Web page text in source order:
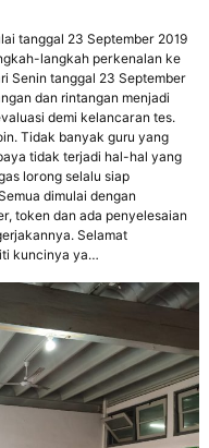
a
g
e
l
a
n
g
o
tanggal 23 September 2019
langkah perkenalan ke
Senin tanggal 23 September
dan rintangan menjadi
demi kelancaran tes.
Tidak banyak guru yang
tidak terjadi hal-hal yang
lorong selalu siap
dimulai dengan
token dan ada penyelesaian
Selamat
kuncinya ya…